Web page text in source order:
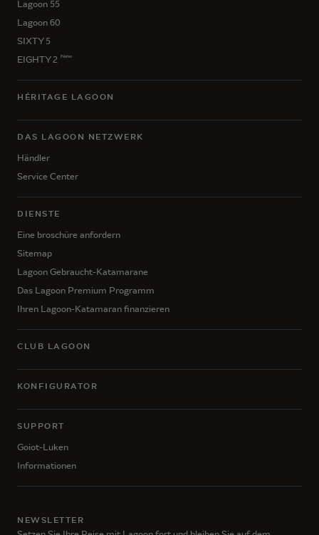
Lagoon 55
Lagoon 60
SIXTY 5
EIGHTY 2
New
HÉRITAGE LAGOON
DAS LAGOON NETZWERK
Händler
Service Center
DIENSTE
Eine broschüre anfordern
Sitemap
Lagoon Gebraucht-Katamarane
Das Lagoon Premium Programm
Ihren Lagoon-Katamaran finanzieren
CLUB LAGOON
KONFIGURATOR
SUPPORT
Goiot-Luken
Informationen
NEWSLETTER